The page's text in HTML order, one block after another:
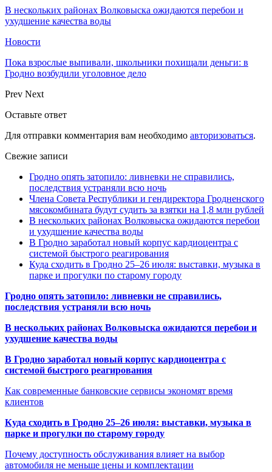
В нескольких районах Волковыска ожидаются перебои и
ухудшение качества воды
Новости
Пока взрослые выпивали, школьники похищали деньги: в
Гродно возбудили уголовное дело
Prev Next
Оставьте ответ
Для отправки комментария вам необходимо авторизоваться.
Свежие записи
Гродно опять затопило: ливневки не справились,
последствия устраняли всю ночь
Члена Совета Республики и гендиректора Гродненского
мясокомбината будут судить за взятки на 1,8 млн рублей
В нескольких районах Волковыска ожидаются перебои
и ухудшение качества воды
В Гродно заработал новый корпус кардиоцентра с
системой быстрого реагирования
Куда сходить в Гродно 25–26 июля: выставки, музыка в
парке и прогулки по старому городу
Гродно опять затопило: ливневки не справились,
последствия устраняли всю ночь
В нескольких районах Волковыска ожидаются перебои и
ухудшение качества воды
В Гродно заработал новый корпус кардиоцентра с
системой быстрого реагирования
Как современные банковские сервисы экономят время
клиентов
Куда сходить в Гродно 25–26 июля: выставки, музыка в
парке и прогулки по старому городу
Почему доступность обслуживания влияет на выбор
автомобиля не меньше цены и комплектации